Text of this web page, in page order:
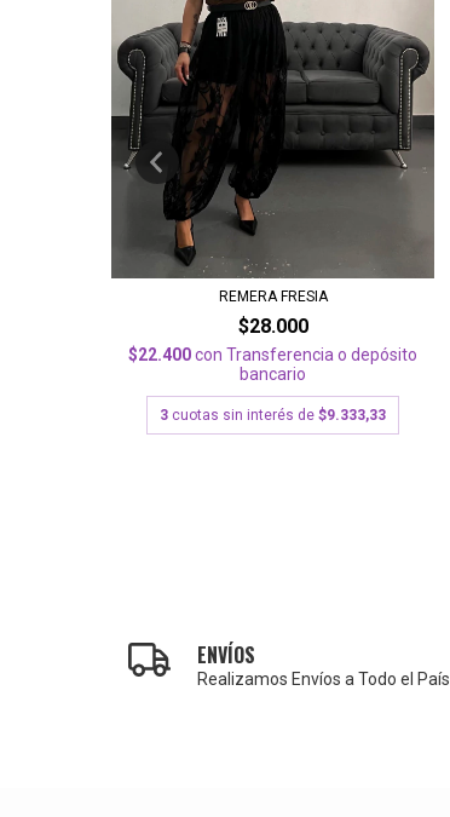
REMERA FRESIA
$28.000
$22.400con Transferencia o depósito
bancario
3 cuotas sin interés de$9.333,33
ENVÍOS
Realizamos Envíos a Todo el País